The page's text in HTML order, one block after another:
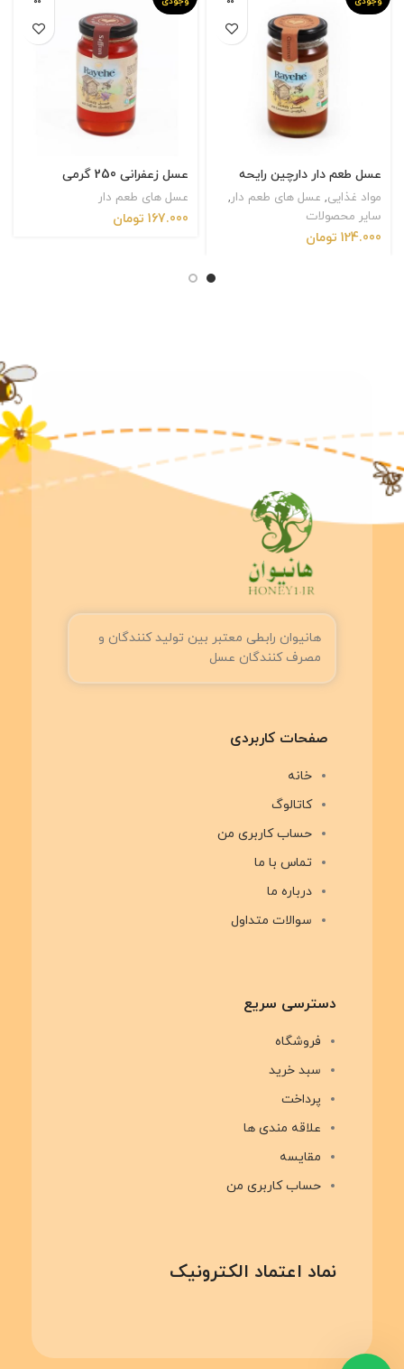
عسل طعم دار دارچین رایحه
مواد غذایی, عسل های طعم دار,
سایر محصولات
124.000 تومان
عسل زعفرانی 250 گرمی
عسل های طعم دار
167.000 تومان
هانیوان رابطی معتبر بین تولید کنندگان و
مصرف کنندگان عسل
صفحات کاربردی
خانه
کاتالوگ
حساب کاربری من
تماس با ما
درباره ما
سوالات متداول
دسترسی سریع
فروشگاه
سبد خرید
پرداخت
علاقه مندی ها
مقایسه
حساب کاربری من
نماد اعتماد الکترونیک